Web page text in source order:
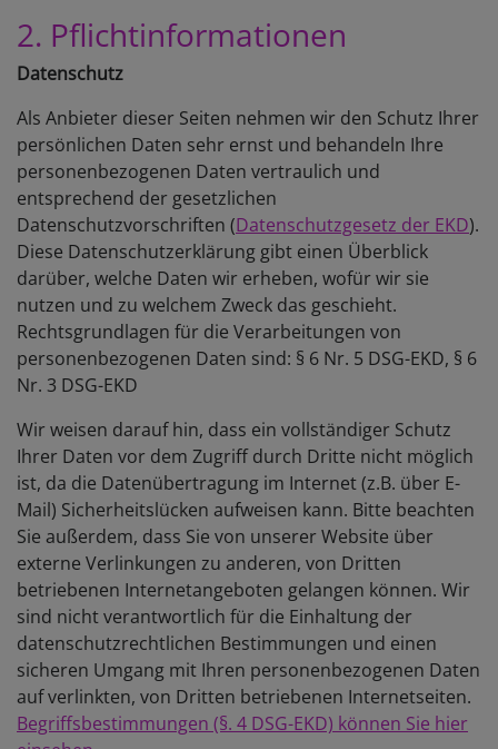
2. Pflichtinformationen
Datenschutz
Als Anbieter dieser Seiten nehmen wir den Schutz Ihrer
persönlichen Daten sehr ernst und behandeln Ihre
personenbezogenen Daten vertraulich und
entsprechend der gesetzlichen
Datenschutzvorschriften (Datenschutzgesetz der EKD).
Diese Datenschutzerklärung gibt einen Überblick
darüber, welche Daten wir erheben, wofür wir sie
nutzen und zu welchem Zweck das geschieht.
Rechtsgrundlagen für die Verarbeitungen von
personenbezogenen Daten sind: § 6 Nr. 5 DSG-EKD, § 6
Nr. 3 DSG-EKD
Wir weisen darauf hin, dass ein vollständiger Schutz
Ihrer Daten vor dem Zugriff durch Dritte nicht möglich
ist, da die Datenübertragung im Internet (z.B. über E-
Mail) Sicherheitslücken aufweisen kann. Bitte beachten
Sie außerdem, dass Sie von unserer Website über
externe Verlinkungen zu anderen, von Dritten
betriebenen Internetangeboten gelangen können. Wir
sind nicht verantwortlich für die Einhaltung der
datenschutzrechtlichen Bestimmungen und einen
sicheren Umgang mit Ihren personenbezogenen Daten
auf verlinkten, von Dritten betriebenen Internetseiten.
Begriffsbestimmungen (§. 4 DSG-EKD) können Sie hier